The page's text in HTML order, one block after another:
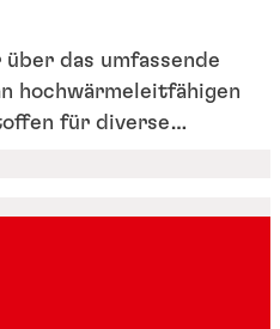
über das umfassende
hochwärmeleitfähigen
für diverse